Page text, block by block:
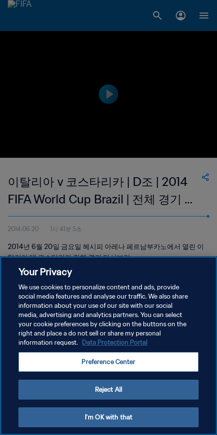
이탈리아 v 코스타리카 | D조 | 2014
FIFA World Cup Brazil | 전체 경기 다
시보기
2014.06.20 1시 41분 5초
2014년 6월 20일 금요일 헤시피 아레나 페르남부카노에서 열린 이
탈리아 대 코스타리카 전체 경기 다시보기
개인정보 보호정책
서비스 약관
쿠키 기본 설정 관리
Your Privacy
We use cookies to personalize content and ads, provide
social media features and analyse our traffic. We also share
information about your use of our site with our social
media, advertising and analytics partners. You can select
your cookie preferences by clicking on the buttons on the
right and place a do not sell or share my personal
information request. Data Protection Portal
Preference Center
Reject All
I'm OK with that